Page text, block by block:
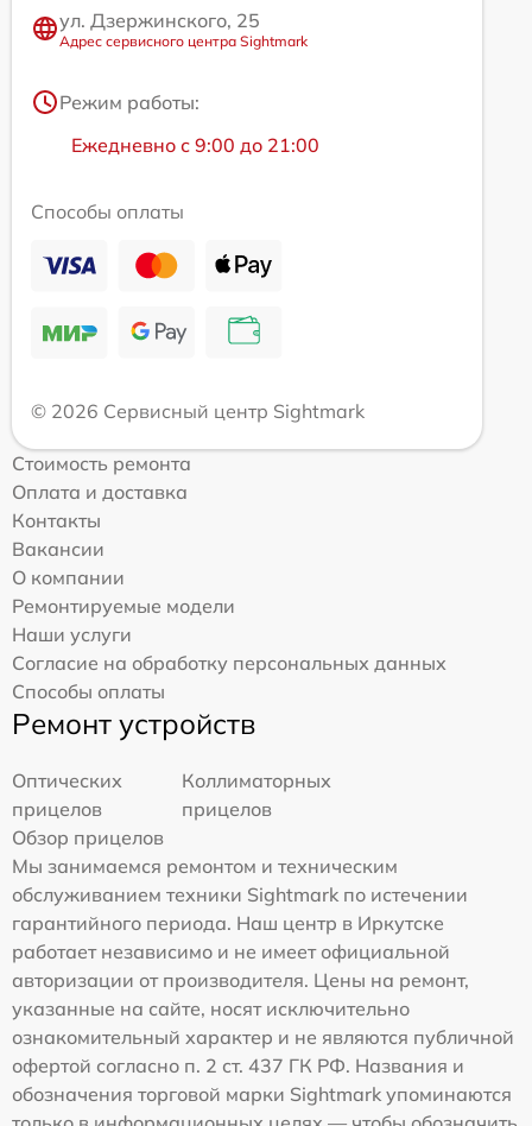
ул. Дзержинского, 25
Адрес сервисного центра Sightmark
Режим работы:
Ежедневно с 9:00 до 21:00
Способы оплаты
© 2026 Сервисный центр Sightmark
Стоимость ремонта
Оплата и доставка
Контакты
Вакансии
О компании
Ремонтируемые модели
Наши услуги
Согласие на обработку персональных данных
Способы оплаты
Ремонт устройств
Оптических
прицелов
Коллиматорных
прицелов
Обзор прицелов
Мы занимаемся ремонтом и техническим
обслуживанием техники Sightmark по истечении
гарантийного периода. Наш центр в Иркутске
работает независимо и не имеет официальной
авторизации от производителя. Цены на ремонт,
указанные на сайте, носят исключительно
ознакомительный характер и не являются публичной
офертой согласно п. 2 ст. 437 ГК РФ. Названия и
обозначения торговой марки Sightmark упоминаются